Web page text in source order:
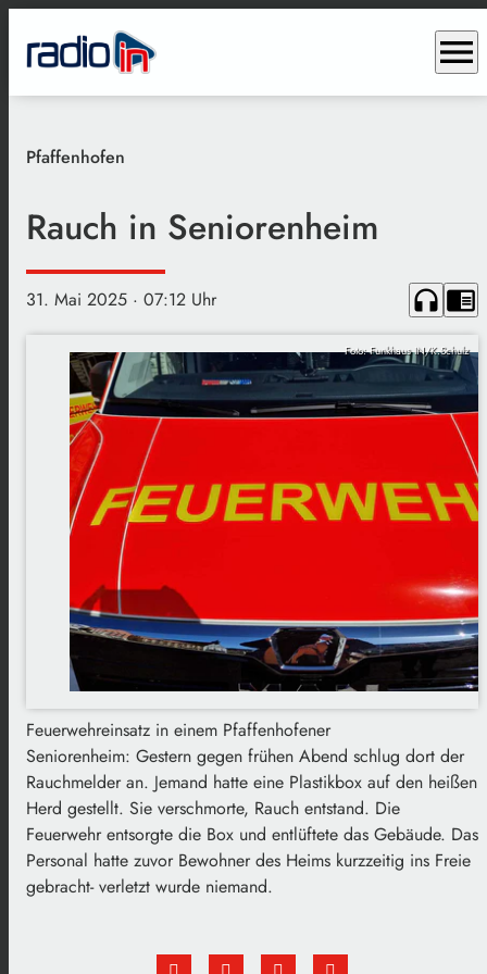
menu
Pfaffenhofen
Rauch in Seniorenheim
31. Mai 2025 · 07:12 Uhr headphones chrome_reader_mode
Foto: Funkhaus IN/K.Schulz
Feuerwehreinsatz in einem Pfaffenhofener
Seniorenheim: Gestern gegen frühen Abend schlug dort der
Rauchmelder an. Jemand hatte eine Plastikbox auf den heißen
Herd gestellt. Sie verschmorte, Rauch entstand. Die
Feuerwehr entsorgte die Box und entlüftete das Gebäude. Das
Personal hatte zuvor Bewohner des Heims kurzzeitig ins Freie
gebracht- verletzt wurde niemand.